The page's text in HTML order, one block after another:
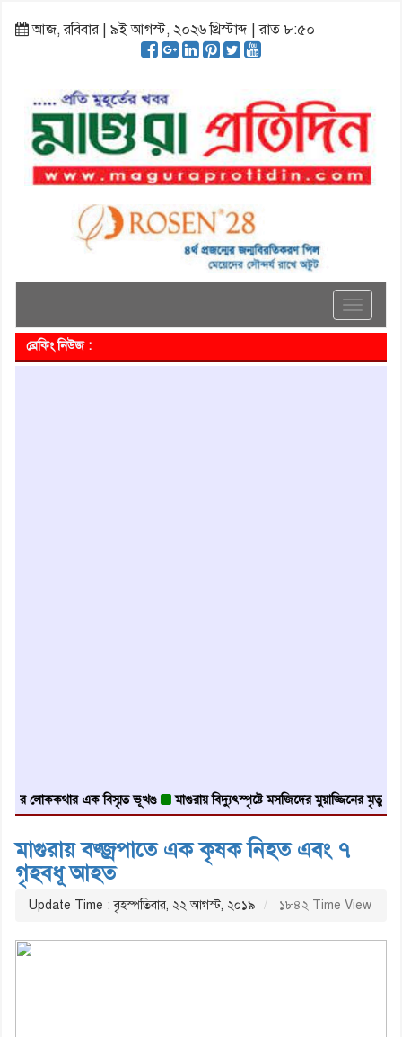
আজ, রবিবার | ৯ই আগস্ট, ২০২৬ খ্রিস্টাব্দ | রাত ৮:৫০
Toggle
ব্রেকিং নিউজ :
এক বিস্মৃত ভূখণ্ড মাগুরায় বিদ্যুৎস্পৃষ্টে মসজিদের মুয়াজ্জিনের মৃত্যু আবৃত্তি
মাগুরায় বজ্জ্রপাতে এক কৃষক নিহত এবং ৭
গৃহবধূ আহত
Update Time : বৃহস্পতিবার, ২২ আগস্ট, ২০১৯ ১৮৪২ Time View